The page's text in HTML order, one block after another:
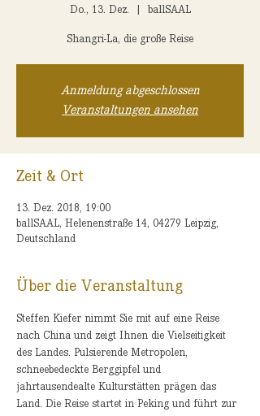
Do., 13. Dez. ballSAAL
Shangri-La, die große Reise
Anmeldung abgeschlossen
Veranstaltungen ansehen
Zeit & Ort
13. Dez. 2018, 19:00
ballSAAL, Helenenstraße 14, 04279 Leipzig,
Deutschland
Über die Veranstaltung
Steffen Kiefer nimmt Sie mit auf eine Reise
nach China und zeigt Ihnen die Vielseitigkeit
des Landes. Pulsierende Metropolen,
schneebedeckte Berggipfel und
jahrtausendealte Kulturstätten prägen das
Land. Die Reise startet in Peking und führt zur